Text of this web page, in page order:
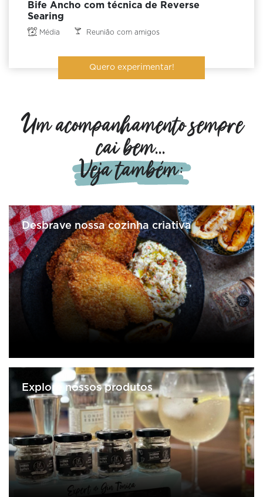
Bife Ancho com técnica de Reverse
Searing
Média Reunião com amigos
Quero experimentar!
Um acompanhamento sempre
cai bem...
Veja também:
Desbrave nossa cozinha criativa
Explore nossos produtos